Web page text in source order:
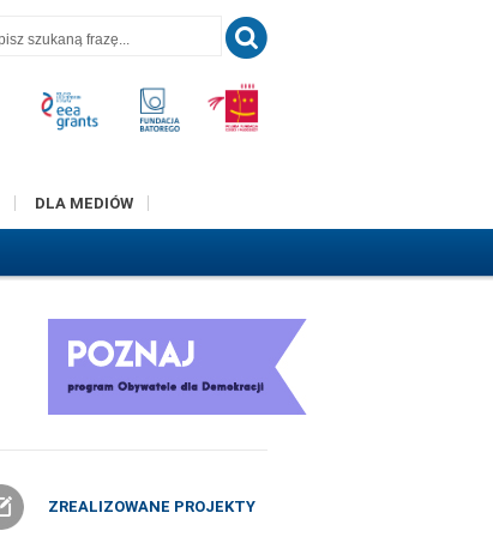
DLA MEDIÓW
ZREALIZOWANE PROJEKTY